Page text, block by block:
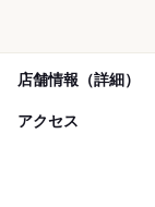
店舗情報（詳細）
アクセス